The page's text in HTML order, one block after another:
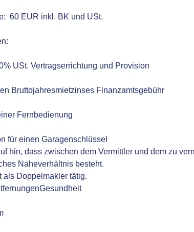
60 EUR inkl. BK und USt.
USt. Vertragserrichtung und Provision
Bruttojahresmietzinses Finanzamtsgebühr
Fernbedienung
für einen Garagenschlüssel
hin, dass zwischen dem Vermittler und dem zu
Naheverhältnis besteht.
als Doppelmakler tätig.